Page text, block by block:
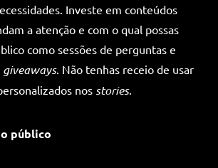
Investe em conteúdos
a atenção e com o qual possas
como sessões de perguntas e
giveaways. Não tenhas receio de usar
nos stories.
público